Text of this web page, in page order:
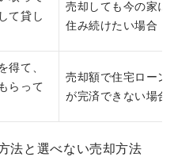
て貸し
売却しても今の家に
住み続けたい場合
得て、
らって
売却額で住宅ローン
が完済できない場合
法と選べない売却方法